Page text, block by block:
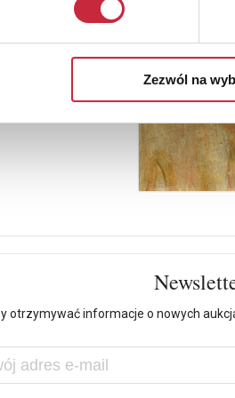
Zezwól na
otrzymywać informacje o nowych